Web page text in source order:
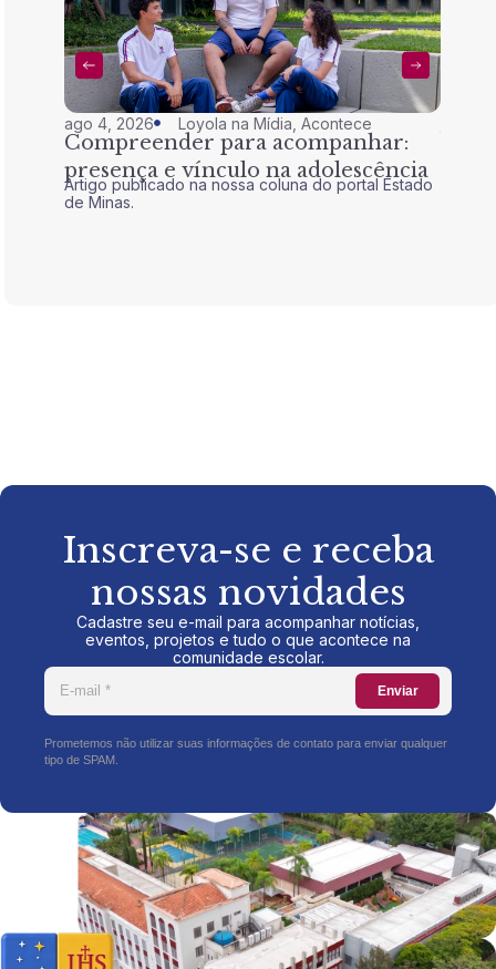
ago 4, 2026 Loyola na Mídia ,Acontece
Compreender para acompanhar:
presença e vínculo na adolescência
Artigo publicado na nossa coluna do portal Estado
de Minas.
Inscreva-se e receba
nossas novidades
Cadastre seu e-mail para acompanhar notícias,
eventos, projetos e tudo o que acontece na
comunidade escolar.
Enviar
Prometemos não utilizar suas informações de contato para enviar qualquer
tipo de SPAM.